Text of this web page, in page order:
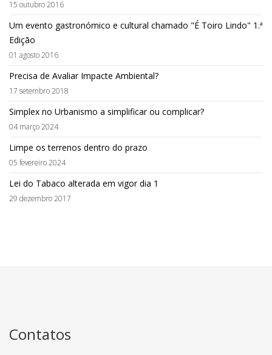
15 outubro 2016
Um evento gastronómico e cultural chamado "É Toiro Lindo" 1.ª
Edição
01 agosto 2016
Precisa de Avaliar Impacte Ambiental?
17 setembro 2018
Simplex no Urbanismo a simplificar ou complicar?
04 março 2024
Limpe os terrenos dentro do prazo
05 fevereiro 2024
Lei do Tabaco alterada em vigor dia 1
29 dezembro 2017
Contatos